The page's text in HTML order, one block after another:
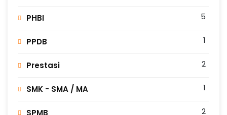
PHBI 5
PPDB 1
Prestasi 2
SMK - SMA / MA 1
SPMB 2